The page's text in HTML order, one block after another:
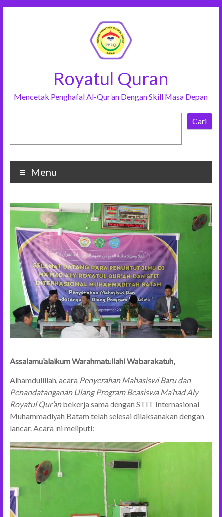
Royatul Quran
Mencetak Penghafal Al-Qur'an Dengan Skill Masa Depan
Cari
Menu
Assalamu’alaikum Warahmatullahi Wabarakatuh,
Alhamdulillah, acara Penyerahan Mahasiswi Baru dan
Penandatanganan Ulang Program Beasiswa Ma’had Aly
Royatul Qur’anbekerja sama dengan STIT Internasional
Muhammadiyah Batam telah selesai dilaksanakan dengan
lancar. Acara ini meliputi: